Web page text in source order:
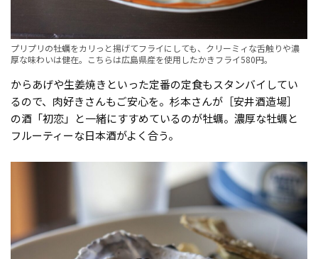
プリプリの牡蠣をカリっと揚げてフライにしても、クリーミィな舌触りや濃
厚な味わいは健在。こちらは広島県産を使用したかきフライ580円。
からあげや生姜焼きといった定番の定食もスタンバイしてい
るので、肉好きさんもご安心を。杉本さんが［安井酒造場］
の酒「初恋」と一緒にすすめているのが牡蠣。濃厚な牡蠣と
フルーティーな日本酒がよく合う。